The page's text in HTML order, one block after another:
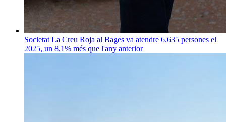
Societat La Creu Roja al Bages va atendre 6.635 persones el
2025, un 8,1% més que l'any anterior